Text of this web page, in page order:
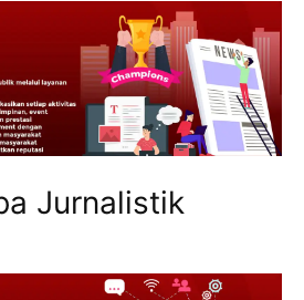
Jurnalistik